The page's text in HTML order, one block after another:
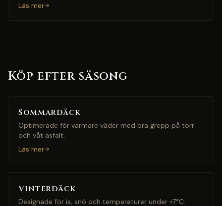
Läs mer
Köp efter säsong
Sommardäck
Optimerade för varmare väder med bra grepp på torr
och våt asfalt.
Läs mer
Vinterdäck
Designade för is, snö och temperaturer under +7°C.